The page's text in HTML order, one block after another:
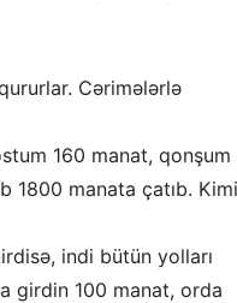
Cərimələrlə
160 manat, qonşum
1800 manata çatıb. Kimi
indi bütün yolları
girdin 100 manat, orda